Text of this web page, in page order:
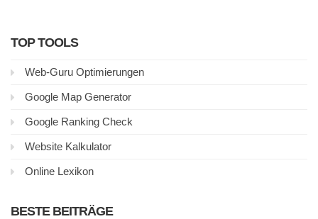
TOP TOOLS
Web-Guru Optimierungen
Google Map Generator
Google Ranking Check
Website Kalkulator
Online Lexikon
BESTE BEITRÄGE